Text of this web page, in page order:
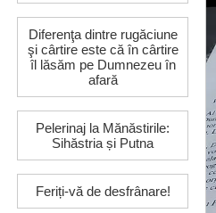
Diferenţa dintre rugăciune
şi cârtire este că în cârtire
îl lăsăm pe Dumnezeu în
afară
Pelerinaj la Mănăstirile:
Sihăstria și Putna
Feriți-vă de desfrânare!